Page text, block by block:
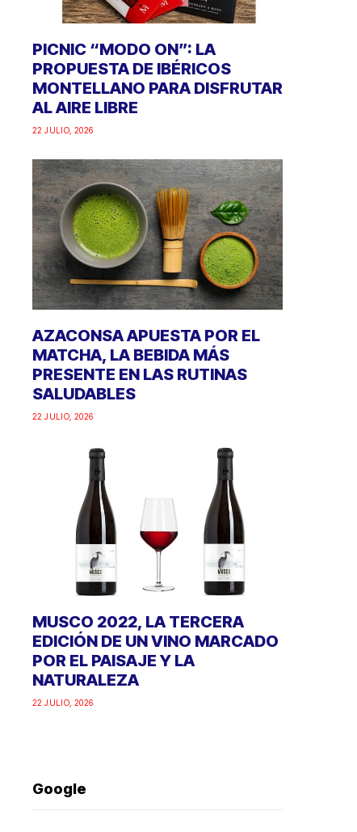
PICNIC “MODO ON”: LA
PROPUESTA DE IBÉRICOS
MONTELLANO PARA DISFRUTAR
AL AIRE LIBRE
22 JULIO, 2026
AZACONSA APUESTA POR EL
MATCHA, LA BEBIDA MÁS
PRESENTE EN LAS RUTINAS
SALUDABLES
22 JULIO, 2026
MUSCO 2022, LA TERCERA
EDICIÓN DE UN VINO MARCADO
POR EL PAISAJE Y LA
NATURALEZA
22 JULIO, 2026
Google